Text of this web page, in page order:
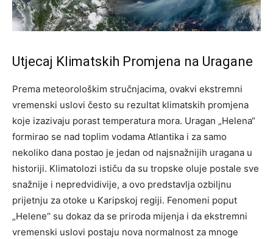
Utjecaj Klimatskih Promjena na Uragane
Prema meteorološkim stručnjacima, ovakvi ekstremni
vremenski uslovi često su rezultat klimatskih promjena
koje izazivaju porast temperatura mora. Uragan „Helena“
formirao se nad toplim vodama Atlantika i za samo
nekoliko dana postao je jedan od najsnažnijih uragana u
historiji. Klimatolozi ističu da su tropske oluje postale sve
snažnije i nepredvidivije, a ovo predstavlja ozbiljnu
prijetnju za otoke u Karipskoj regiji. Fenomeni poput
„Helene“ su dokaz da se priroda mijenja i da ekstremni
vremenski uslovi postaju nova normalnost za mnoge